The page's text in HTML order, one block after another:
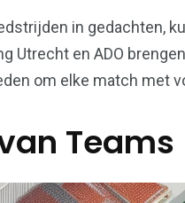
in gedachten,
Utrecht en ADO
om elke match met
Teams